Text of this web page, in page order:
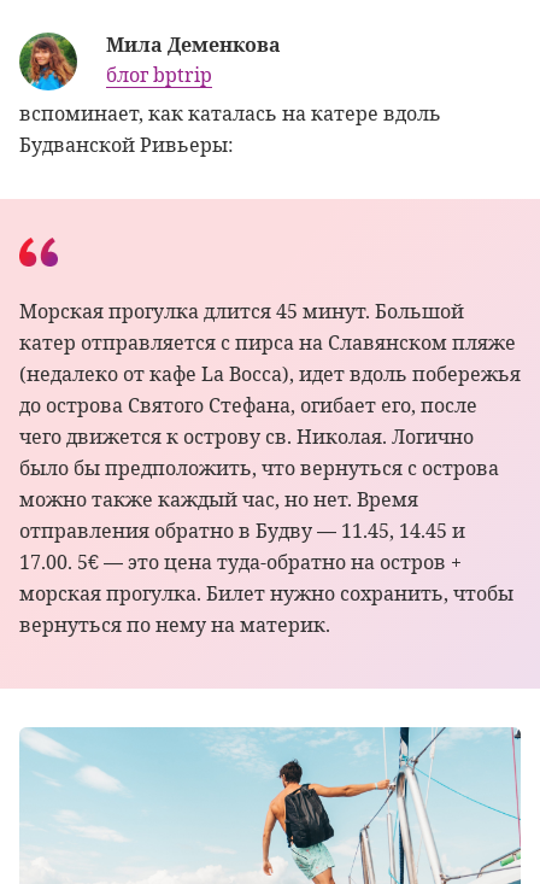
Мила Деменкова
блог bptrip
вспоминает, как каталась на катере вдоль
Будванской Ривьеры:
Морская прогулка длится 45 минут. Большой
катер отправляется с пирса на Славянском пляже
(недалеко от кафе La Bocca), идет вдоль побережья
до острова Святого Стефана, огибает его, после
чего движется к острову св. Николая. Логично
было бы предположить, что вернуться с острова
можно также каждый час, но нет. Время
отправления обратно в Будву — 11.45, 14.45 и
17.00. 5€ — это цена туда-обратно на остров +
морская прогулка. Билет нужно сохранить, чтобы
вернуться по нему на материк.